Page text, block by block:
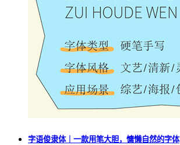
字语俊隶体｜一款用笔大胆，慵懒自然的字体